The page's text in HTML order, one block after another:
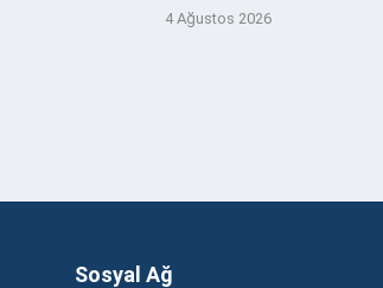
4 Ağustos 2026
Sosyal Ağ